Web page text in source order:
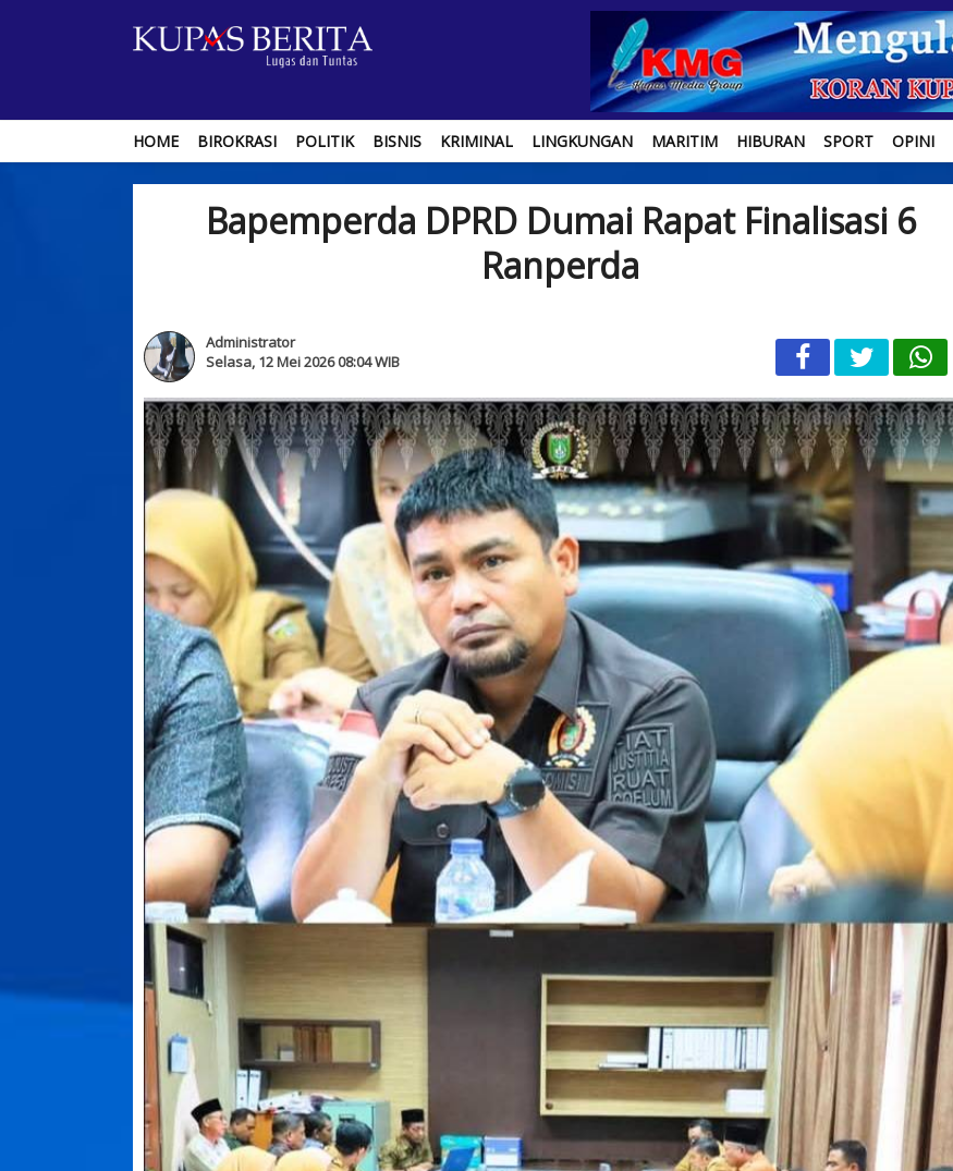
HOME BIROKRASI POLITIK BISNIS KRIMINAL LINGKUNGAN MARITIM HIBURAN SPORT OPINI
Bapemperda DPRD Dumai Rapat Finalisasi 6
Ranperda
Administrator
Selasa, 12 Mei 2026 08:04 WIB